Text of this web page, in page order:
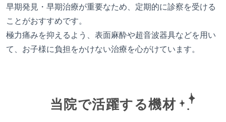
早期発見・早期治療が重要なため、定期的に診察を受ける
ことがおすすめです。
極力痛みを抑えるよう、表面麻酔や超音波器具などを用い
て、お子様に負担をかけない治療を心がけています。
当院で活躍する機材